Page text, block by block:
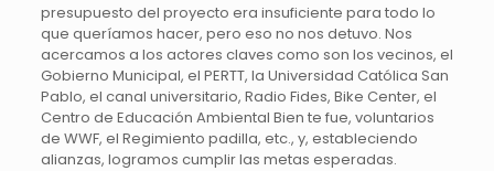
presupuesto del proyecto era insuficiente para todo lo
que queríamos hacer, pero eso no nos detuvo. Nos
acercamos a los actores claves como son los vecinos, el
Gobierno Municipal, el PERTT, la Universidad Católica San
Pablo, el canal universitario, Radio Fides, Bike Center, el
Centro de Educación Ambiental Bien te fue, voluntarios
de WWF, el Regimiento padilla, etc., y, estableciendo
alianzas, logramos cumplir las metas esperadas.